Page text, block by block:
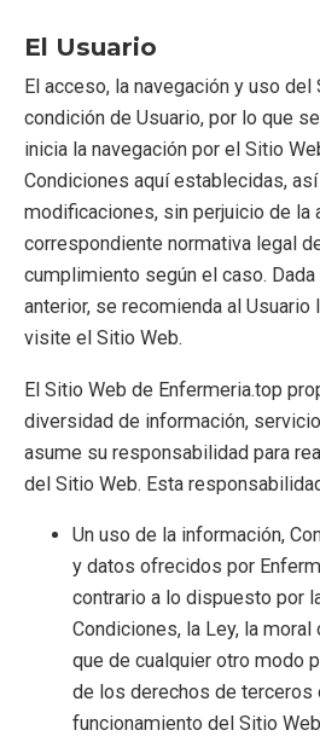
El Usuario
El acceso, la navegación y uso
condición de Usuario, por lo que
inicia la navegación por el Sitio
Condiciones aquí establecidas,
modificaciones, sin perjuicio de la
correspondiente normativa legal
cumplimiento según el caso.
anterior, se recomienda al Usuario
visite el Sitio Web.
El Sitio Web de Enfermeria.top
diversidad de información,
asume su responsabilidad para
del Sitio Web. Esta
Un uso de la información,
y datos ofrecidos por
contrario a lo dispuesto por
Condiciones, la Ley, la moral
que de cualquier otro modo
de los derechos de terceros
funcionamiento del Sitio